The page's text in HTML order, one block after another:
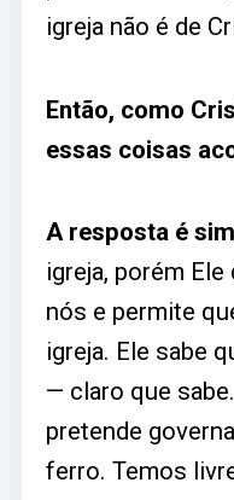
igreja não é de
Então, como
essas coisas
A resposta é
igreja, porém
nós e permite
igreja. Ele sabe
— claro que
pretende
ferro. Temos